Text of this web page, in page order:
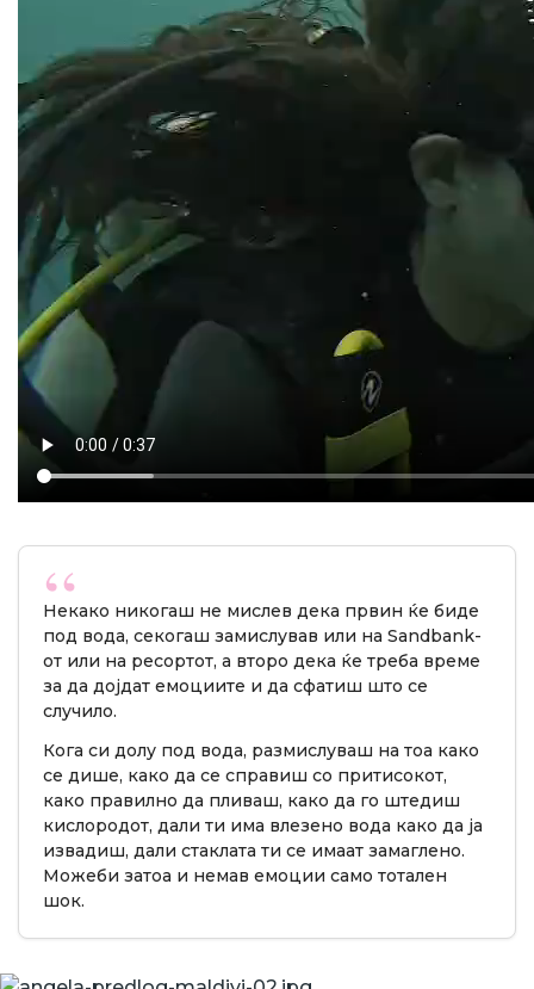
Некако никогаш не мислев дека првин ќе биде
под вода, секогаш замислував или на Sandbank-
от или на ресортот, а второ дека ќе треба време
за да дојдат емоциите и да сфатиш што се
случило.
Кога си долу под вода, размислуваш на тоа како
се дише, како да се справиш со притисокот,
како правилно да пливаш, како да го штедиш
кислородот, дали ти има влезено вода како да ја
извадиш, дали стаклата ти се имаат замаглено.
Можеби затоа и немав емоции само тотален
шок.